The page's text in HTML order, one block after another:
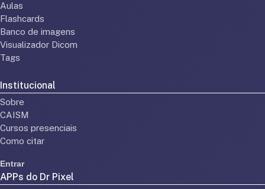
Aulas
Flashcards
Banco de imagens
Visualizador Dicom
Tags
Institucional
Sobre
CAISM
Cursos presenciais
Como citar
Entrar
APPs do Dr Pixel